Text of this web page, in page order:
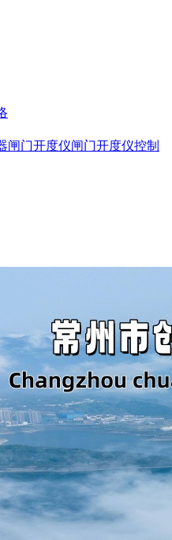
闸门开度仪闸门开度仪控制